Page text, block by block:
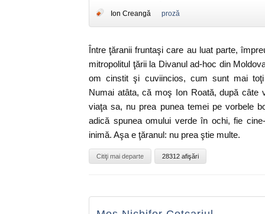
Ion Creangă proză
Între ţăranii fruntaşi care au luat parte,
mitropolitul ţării la Divanul ad-hoc din
om cinstit şi cuviincios, cum sunt mai toţi
Numai atâta, că moş Ion Roată, după câte
viaţa sa, nu prea punea temei pe vorbele
adică spunea omului verde în ochi, fie
inimă. Aşa e ţăranul: nu prea ştie multe.
Citiţi mai departe 28312 afişări